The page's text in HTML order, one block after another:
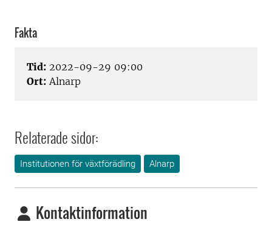
Fakta
Tid: 2022-09-29 09:00
Ort: Alnarp
Relaterade sidor:
Institutionen för växtförädling Alnarp
Kontaktinformation